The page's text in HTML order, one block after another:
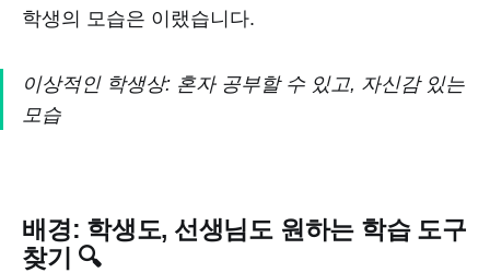
학생의 모습은 이랬습니다.
이상적인 학생상: 혼자 공부할 수 있고, 자신감 있는
모습
배경: 학생도, 선생님도 원하는 학습 도구
찾기 🔍